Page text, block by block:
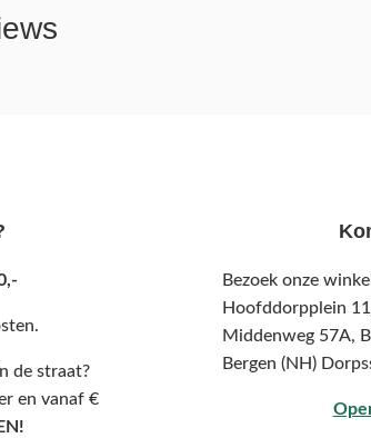
de straat?
en vanaf €
Bezoek onze
Hoofddorpplein
Middenweg 57A,
Bergen (NH)